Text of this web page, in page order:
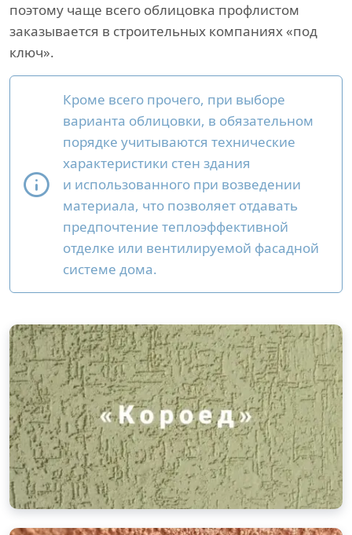
поэтому чаще всего облицовка профлистом
заказывается в строительных компаниях «под
ключ».
Кроме всего прочего, при выборе
варианта облицовки, в обязательном
порядке учитываются технические
характеристики стен здания
и использованного при возведении
материала, что позволяет отдавать
предпочтение теплоэффективной
отделке или вентилируемой фасадной
системе дома.